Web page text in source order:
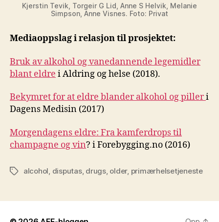
Kjerstin Tevik, Torgeir G Lid, Anne S Helvik, Melanie
Simpson, Anne Visnes. Foto: Privat
Mediaoppslag i relasjon til prosjektet:
Bruk av alkohol og vanedannende legemidler
blant eldre i Aldring og helse (2018).
Bekymret for at eldre blander alkohol og pilleri
Dagens Medisin (2017)
Morgendagens eldre: Fra kamferdrops til
champagne og vin? i Forebygging.no (2016)
Stikkord
alcohol disputas, drugs, older, primærhelsetjeneste